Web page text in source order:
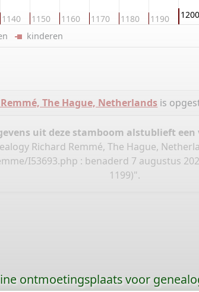
1140 1150 1160 1170 1180 1190 1200
kinderen
The Hague, Netherlands is
uit deze stamboom alstublieft
Richard Remmé, The Hague,
I53693.php : benaderd 7 augustus
1199)".
ontmoetingsplaats voor